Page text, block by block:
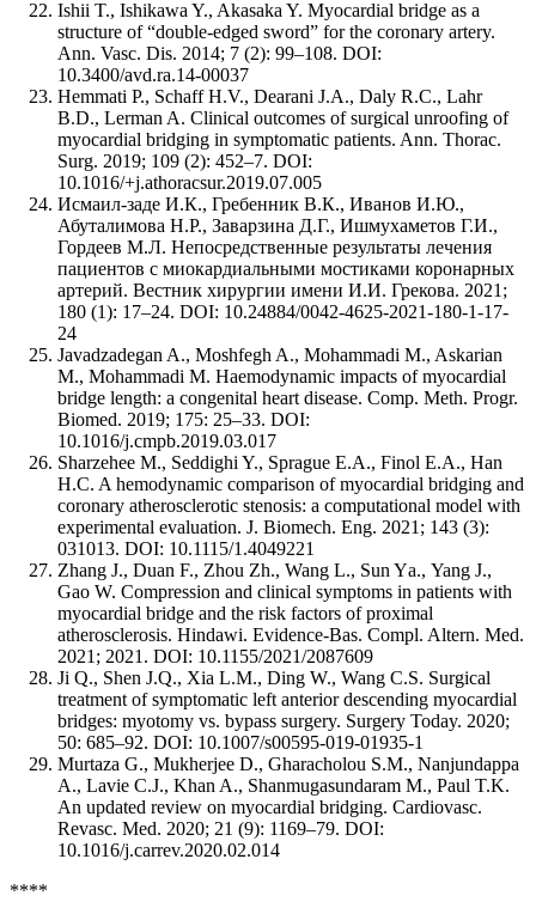
Ishii T., Ishikawa Y., Akasaka Y. Myocardial bridge as a
structure of “double-edged sword” for the coronary artery.
Ann. Vasc. Dis. 2014; 7 (2): 99–108. DOI:
10.3400/avd.ra.14-00037
Hemmati P., Schaff H.V., Dearani J.A., Daly R.C., Lahr
B.D., Lerman A. Clinical outcomes of surgical unroofing of
myocardial bridging in symptomatic patients. Ann. Thorac.
Surg. 2019; 109 (2): 452–7. DOI:
10.1016/+j.athoracsur.2019.07.005
Исмаил-заде И.К., Гребенник В.К., Иванов И.Ю.,
Абуталимова Н.Р., Заварзина Д.Г., Ишмухаметов Г.И.,
Гордеев М.Л. Непосредственные результаты лечения
пациентов с миокардиальными мостиками коронарных
артерий. Вестник хирургии имени И.И. Грекова. 2021;
180 (1): 17–24. DOI: 10.24884/0042-4625-2021-180-1-17-
24
Javadzadegan A., Moshfegh A., Mohammadi M., Askarian
M., Mohammadi M. Haemodynamic impacts of myocardial
bridge length: a congenital heart disease. Comp. Meth. Progr.
Biomed. 2019; 175: 25–33. DOI:
10.1016/j.cmpb.2019.03.017
Sharzehee M., Seddighi Y., Sprague E.A., Finol E.A., Han
H.C. A hemodynamic comparison of myocardial bridging and
coronary atherosclerotic stenosis: a computational model with
experimental evaluation. J. Biomech. Eng. 2021; 143 (3):
031013. DOI: 10.1115/1.4049221
Zhang J., Duan F., Zhou Zh., Wang L., Sun Yа., Yang J.,
Gao W. Compression and clinical symptoms in patients with
myocardial bridge and the risk factors of proximal
atherosclerosis. Hindawi. Evidence-Bas. Compl. Altern. Med.
2021; 2021. DOI: 10.1155/2021/2087609
Ji Q., Shen J.Q., Xia L.M., Ding W., Wang C.S. Surgical
treatment of symptomatic left anterior descending myocardial
bridges: myotomy vs. bypass surgery. Surgery Today. 2020;
50: 685–92. DOI: 10.1007/s00595-019-01935-1
Murtaza G., Mukherjee D., Gharacholou S.M., Nanjundappa
A., Lavie C.J., Khan A., Shanmugasundaram M., Paul T.K.
An updated review on myocardial bridging. Cardiovasc.
Revasc. Med. 2020; 21 (9): 1169–79. DOI:
10.1016/j.carrev.2020.02.014
****